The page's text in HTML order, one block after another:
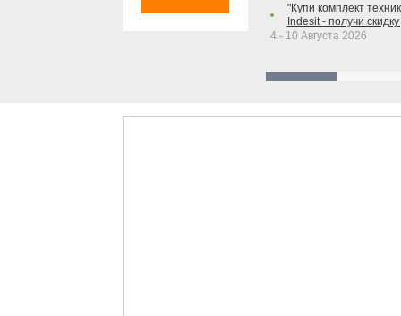
"Купи комплект
Indesit - получи
4 - 10 Августа 2026